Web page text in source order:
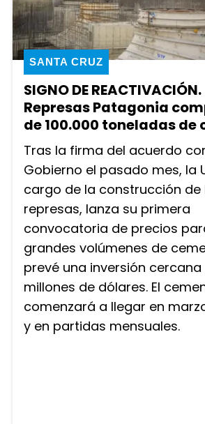
SIGNO DE REACTIVACIÓN.
Represas Patagonia
de 100.000 toneladas de
SANTA CRUZ
Tras la firma del acuerdo
Gobierno el pasado mes, la
cargo de la construcción de
represas, lanza su primera
convocatoria de precios
grandes volúmenes de
prevé una inversión cercana
millones de dólares. El
comenzará a llegar en
y en partidas mensuales.